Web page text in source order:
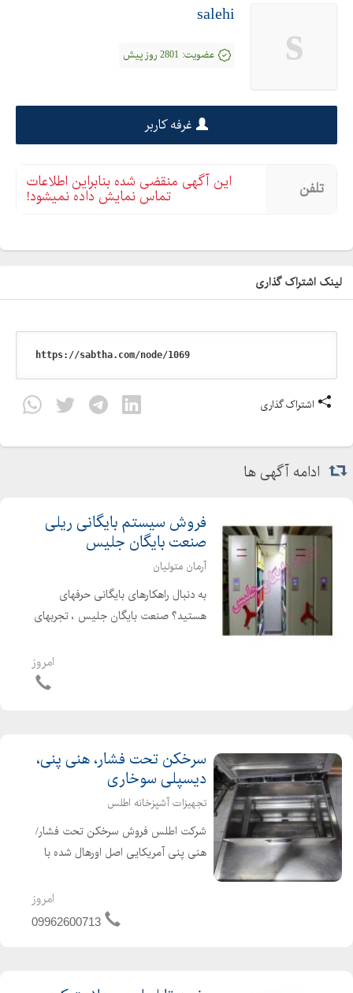
s
salehi
عضویت: 2801 روز پیش
غرفه کاربر
تلفن این آگهی منقضی شده بنابراین اطلاعات
تماس نمایش داده نمیشود!
لینک اشتراک گذاری
اشتراک گذاری
ادامه آگهی ها
فروش سیستم بایگانی ریلی
صنعت بایگان جلیس
آرمان متولیان
به دنبال راهکارهای بایگانی حرفهای
هستید؟ صنعت بایگان جلیس ، تجربهای
های بایگانی ریلی و قفسه های متحرکامروز
سرخکن تحت فشار، هنی پنی،
دیسپلی سوخاری
تجهیزات آشپزخانه اطلس
شرکت اطلس فروش سرخکن تحت فشار/
هنی پنی آمریکایی اصل اورهال شده با
2016 2016 برقی و گازی انواع دیسپلی
سوخاری امریکایی و ایرانی در صورت
امروز
09962600713